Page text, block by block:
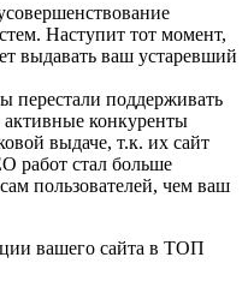
Наступит тот момент,
выдавать ваш устаревший
перестали поддерживать
активные конкуренты
выдаче, т.к. их сайт
работ стал больше
пользователей, чем ваш
вашего сайта в ТОП